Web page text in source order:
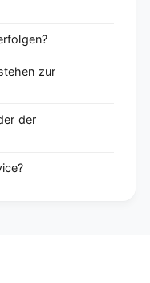
zur
der